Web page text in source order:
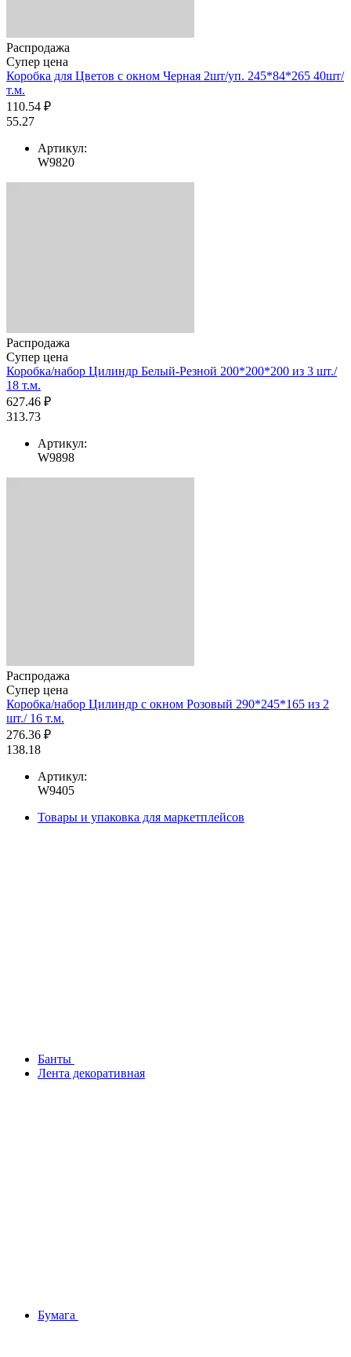
Распродажа
Супер цена
Коробка для Цветов с окном Черная 2шт/уп. 245*84*265 40шт/
т.м.
110.54 ₽
55.27
Артикул:
W9820
Распродажа
Супер цена
Коробка/набор Цилиндр Белый-Резной 200*200*200 из 3 шт./
18 т.м.
627.46 ₽
313.73
Артикул:
W9898
Распродажа
Супер цена
Коробка/набор Цилиндр с окном Розовый 290*245*165 из 2
шт./ 16 т.м.
276.36 ₽
138.18
Артикул:
W9405
Товары и упаковка для маркетплейсов
Банты
Лента декоративная
Бумага